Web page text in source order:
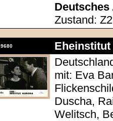
Deutsches
Zustand: Z2
9680
mit: Eva
Duscha,
Welitsch,